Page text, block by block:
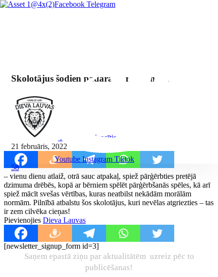
Facebook Telegram
Youtube Instagram Tiktok
Skolotājus šodien padara par klauniem
By Mārcis Jencītis
21 februāris, 2022
58
– vienu dienu atlaiž, otrā sauc atpakaļ, spiež pārģērbties pretējā
dzimuma drēbēs, kopā ar bērniem spēlēt pārģērbšanās spēles, kā arī
spiež mācīt svešas vērtības, kuras neatbilst nekādām morālām
normām. Pilnībā atbalstu šos skolotājus, kuri nevēlas atgriezties – tas
ir zem cilvēka cieņas!
Pievienojies Dieva Lauvas
[newsletter_signup_form id=3]
Saņem epastā ziņu par aktualitātēm uzreiz pēc to
publicēšanas!